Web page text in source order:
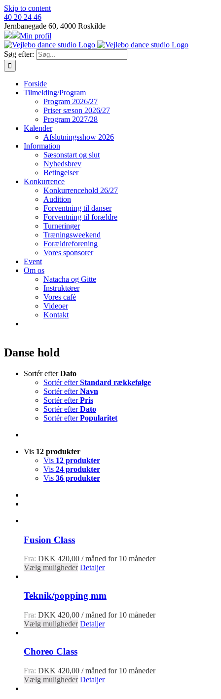
Skip to content
40 20 24 46
Jernbanegade 60, 4000 Roskilde
Min profil
Søg efter:
Forside
Tilmelding/Program
Program 2026/27
Priser sæson 2026/27
Program 2027/28
Kalender
Afslutningsshow 2026
Information
Sæsonstart og slut
Nyhedsbrev
Betingelser
Konkurrence
Konkurrencehold 26/27
Audition
Forventning til danser
Forventning til forældre
Turneringer
Træningsweekend
Forældreforening
Vores sponsorer
Event
Om os
Natacha og Gitte
Instruktører
Vores café
Videoer
Kontakt
Danse hold
Sortér efterDato
Sortér efterStandard rækkefølge
Sortér efterNavn
Sortér efterPris
Sortér efterDato
Sortér efterPopularitet
Vis 12 produkter
Vis 12 produkter
Vis 24 produkter
Vis 36 produkter
Fusion Class
Fra: DKK 420,00 / måned for 10 måneder
Vælg muligheder Detaljer
Teknik/popping mm
Fra: DKK 420,00 / måned for 10 måneder
Vælg muligheder Detaljer
Choreo Class
Fra: DKK 420,00 / måned for 10 måneder
Vælg muligheder Detaljer